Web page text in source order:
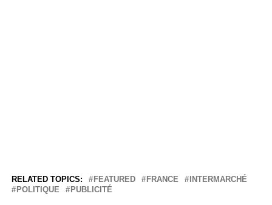
RELATED TOPICS: FEATURED FRANCE
INTERMARCHÉ
POLITIQUE
PUBLICITÉ